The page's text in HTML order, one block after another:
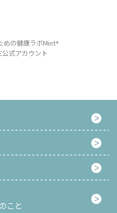
めの健康ラボMint+
公式アカウント
こと